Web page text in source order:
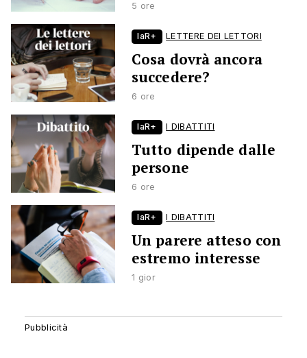
5 ore
laR+ LETTERE DEI LETTORI
Cosa dovrà ancora
succedere?
6 ore
laR+ I DIBATTITI
Tutto dipende dalle
persone
6 ore
laR+ I DIBATTITI
Un parere atteso con
estremo interesse
1 gior